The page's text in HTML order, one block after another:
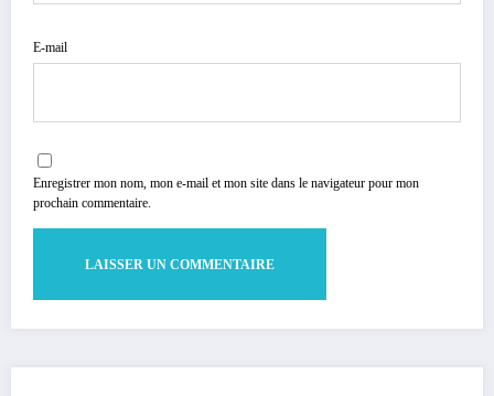
E-mail
Enregistrer mon nom, mon e-mail et mon site dans le navigateur pour mon
prochain commentaire.